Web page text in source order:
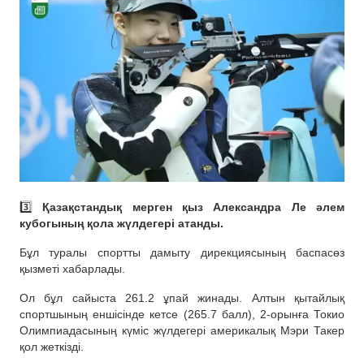
3️⃣ Қазақстандық мерген қыз Александра Ле әлем
кубогының қола жүлдегері атанды.
Бұл туралы спортты дамыту дирекциясының баспасөз
қызметі хабарлады.
Ол бұл сайыста 261.2 ұпай жинады. Алтын қытайлық
спортшының еншісінде кетсе (265.7 балл), 2-орынға Токио
Олимпиадасының күміс жүлдегері америкалық Мэри Такер
қол жеткізді.